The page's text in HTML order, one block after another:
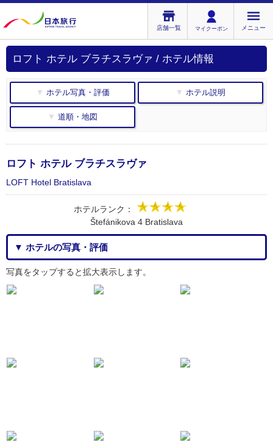
店舗一覧 マイクーポン メニュー
ロフト ホテル ブラチスラヴァ / ホテル情報
▼ ホテル写真・評価 ▼ ホテル説明
▼ 道順・地図
ロフト ホテル ブラチスラヴァ
LOFT Hotel Bratislava
ホテルランク：
Štefánikova 4 Bratislava
▼ ホテルの写真・評価
写真をタップすると拡大表示します。